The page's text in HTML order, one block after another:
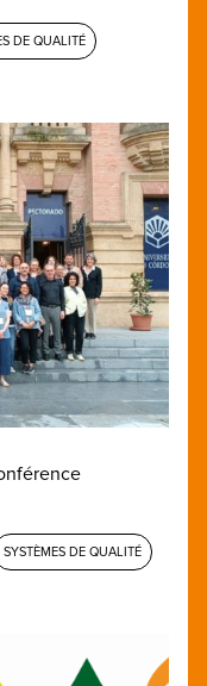
DE QUALITÉ
SYSTÈMES DE QUALITÉ